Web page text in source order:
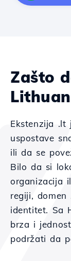
Zašto
Ekstenzija .lt
uspostave
ili da se
Bilo da si
organizacija
regiji,
identitet. Sa
brza i
podržati da